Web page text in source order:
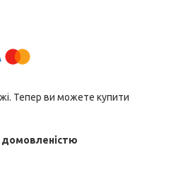
Тепер ви можете купити
домовленістю